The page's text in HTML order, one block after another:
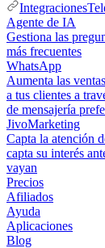
Integraciones
Agente de IA
Gestiona las
más frecuentes
WhatsApp
Aumenta las
a tus clientes a
de mensajería
JivoMarketing
Capta la atención
capta su interés
vayan
Precios
Afiliados
Ayuda
Aplicaciones
Blog